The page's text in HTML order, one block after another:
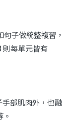
子做統整複習，
則每單元皆有
部肌肉外，也融